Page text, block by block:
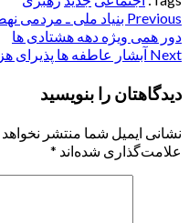
Post
navigation
Previous بنیاد ملی ـ مردمی
دور همی ویژه دهه هشتادی ها
Next آبشار عاطفه ها پذیرای
دیدگاهتان را بنویسید
نشانی ایمیل شما منتشر
علامت‌گذاری شده‌اند *